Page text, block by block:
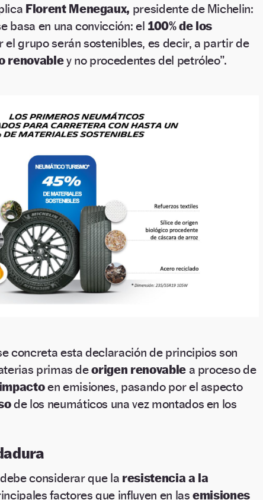
Florent Menegaux, presidente de Michelin:
basa en una convicción: el 100% de los
el grupo serán sostenibles, es decir, a partir de
renovabley no procedentes del petróleo”.
concreta esta declaración de principios son
primas deorigen renovablea proceso de
en emisiones, pasando por el aspecto
de los neumáticos una vez montados en los
considerar que la resistencia a la
factores que influyen en lasemisiones